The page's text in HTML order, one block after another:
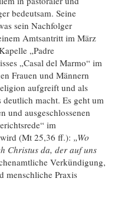
bedeutsam. Seine
sein Nachfolger
Amtsantritt im März
„Padre
„Casal del Marmo“ im
Frauen und Männern
aufgreift und als
macht. Es geht um
und ausgeschlossenen
im
(Mt 25,36 ff.): „Wo
Christus da, der auf uns
Verkündigung,
menschliche Praxis